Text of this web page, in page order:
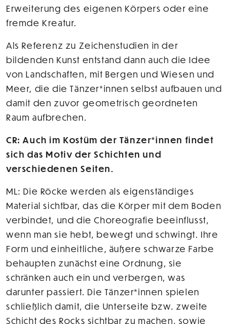
Erweiterung des eigenen Körpers oder eine
fremde Kreatur.
Als Referenz zu Zeichenstudien in der
bildenden Kunst entstand dann auch die Idee
von Landschaften, mit Bergen und Wiesen und
Meer, die die Tänzer*innen selbst aufbauen und
damit den zuvor geometrisch geordneten
Raum aufbrechen.
CR: Auch im Kostüm der Tänzer*innen findet
sich das Motiv der Schichten und
verschiedenen Seiten.
ML: Die Röcke werden als eigenständiges
Material sichtbar, das die Körper mit dem Boden
verbindet, und die Choreografie beeinflusst,
wenn man sie hebt, bewegt und schwingt. Ihre
Form und einheitliche, äußere schwarze Farbe
behaupten zunächst eine Ordnung, sie
schränken auch ein und verbergen, was
darunter passiert. Die Tänzer*innen spielen
schließlich damit, die Unterseite bzw. zweite
Schicht des Rocks sichtbar zu machen, sowie